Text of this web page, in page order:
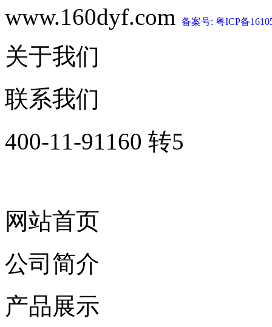
www.160dyf.com
备案号: 粤ICP备
关于我们
联系我们
400-11-91160 转5
网站首页
公司简介
产品展示